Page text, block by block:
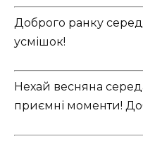
Доброго ранку
усмішок!
Нехай весняна
приємні моменти!